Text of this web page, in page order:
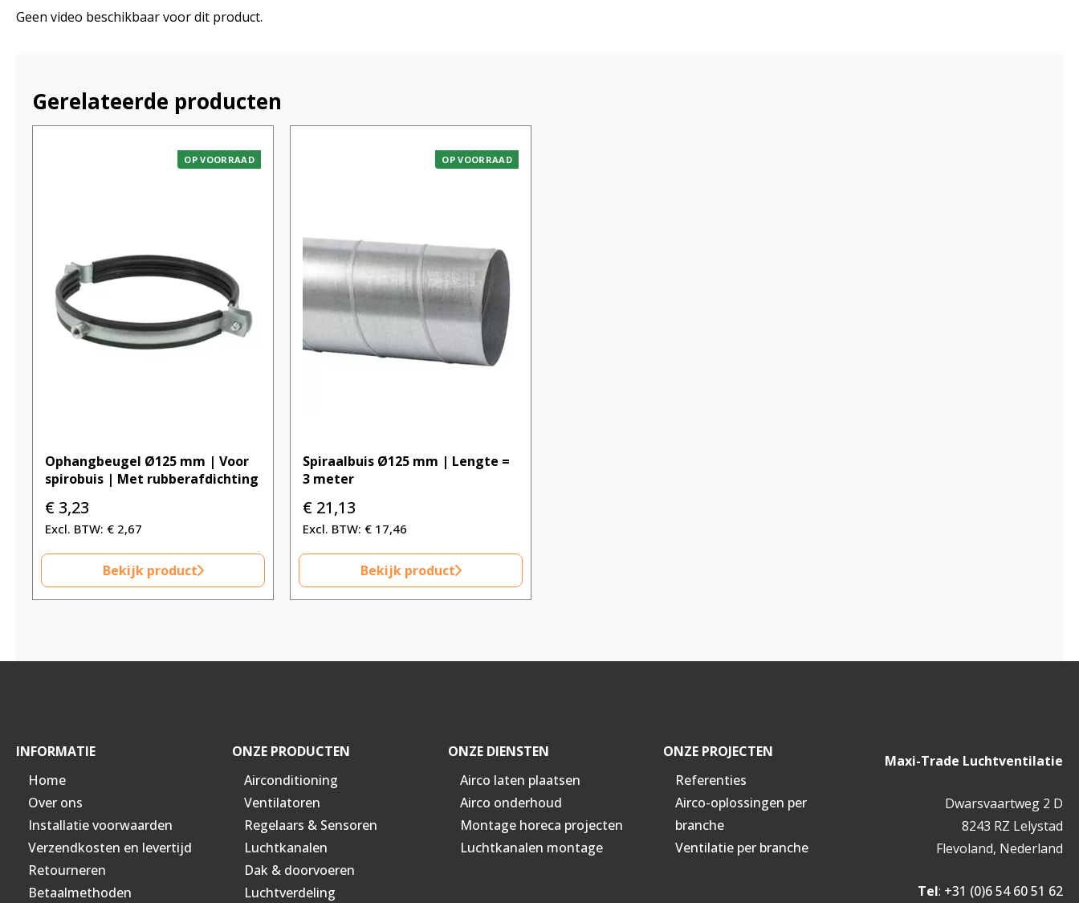
Geen video beschikbaar voor dit product.
Gerelateerde producten
OP VOORRAAD
Ophangbeugel Ø125 mm | Voor
spirobuis | Met rubberafdichting
€ 3,23
€ 2,67
Bekijk product
OP VOORRAAD
Spiraalbuis Ø125 mm | Lengte =
3 meter
€ 21,13
€ 17,46
Bekijk product
INFORMATIE
Home
Over ons
Installatie voorwaarden
Verzendkosten en levertijd
Retourneren
Betaalmethoden
ONZE PRODUCTEN
Airconditioning
Ventilatoren
Regelaars & Sensoren
Luchtkanalen
Dak & doorvoeren
Luchtverdeling
ONZE DIENSTEN
Airco laten plaatsen
Airco onderhoud
Montage horeca projecten
Luchtkanalen montage
ONZE PROJECTEN
Referenties
Airco-oplossingen per
branche
Ventilatie per branche
Maxi-Trade Luchtventilatie
Dwarsvaartweg 2 D
8243 RZ Lelystad
Flevoland, Nederland
Tel: +31 (0)6 54 60 51 62